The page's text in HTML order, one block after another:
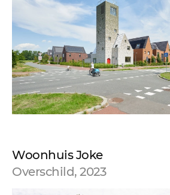
Woonhuis Joke
Overschild, 2023